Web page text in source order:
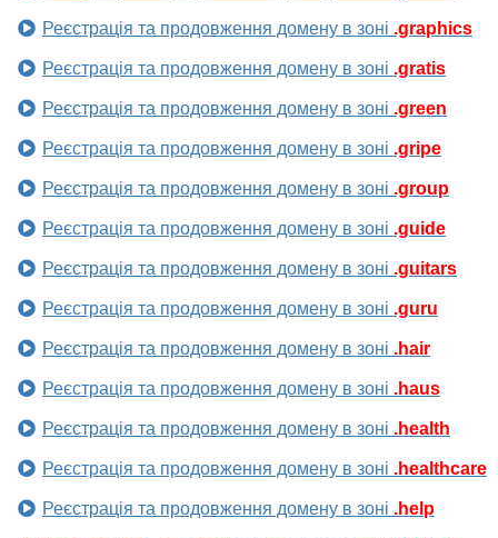
Реєстрація та продовження домену в зоні .graphics
Реєстрація та продовження домену в зоні .gratis
Реєстрація та продовження домену в зоні .green
Реєстрація та продовження домену в зоні .gripe
Реєстрація та продовження домену в зоні .group
Реєстрація та продовження домену в зоні .guide
Реєстрація та продовження домену в зоні .guitars
Реєстрація та продовження домену в зоні .guru
Реєстрація та продовження домену в зоні .hair
Реєстрація та продовження домену в зоні .haus
Реєстрація та продовження домену в зоні .health
Реєстрація та продовження домену в зоні .healthcare
Реєстрація та продовження домену в зоні .help